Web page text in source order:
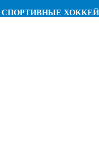
СПОРТИВНЫЕ